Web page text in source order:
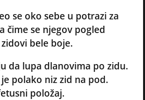
se oko sebe u potrazi za
čime se njegov pogled
bele boje.
da lupa dlanovima po zidu.
polako niz zid na pod.
položaj.